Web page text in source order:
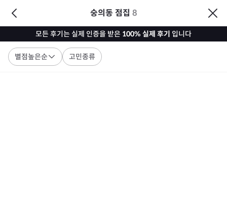
숭의동 점집 8
모든 후기는 실제 인증을 받은 100% 실제 후기 입니다
별점높은순 고민종류